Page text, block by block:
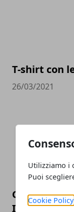
Utilizziamo i
Puoi
Cookie Policy
T-shirt con
26/03/2021
Grande
Incorvaia